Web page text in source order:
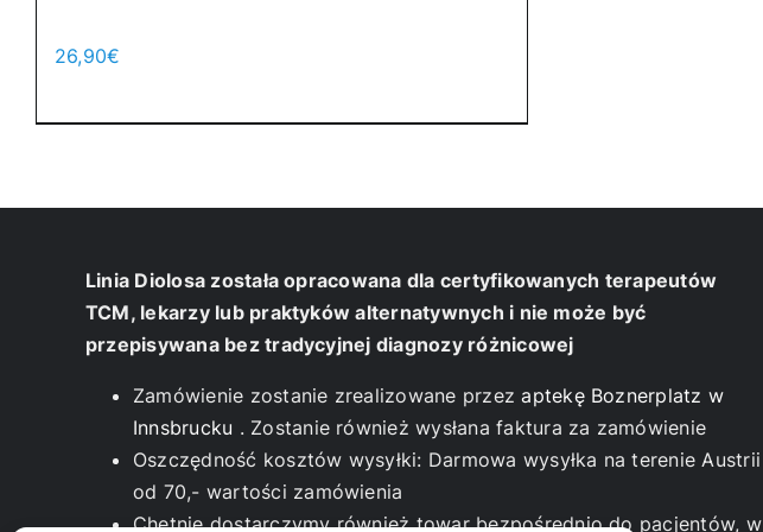
26,90€
Linia Diolosa została opracowana dla certyfikowanych terapeutów
TCM, lekarzy lub praktyków alternatywnych i nie może być
przepisywana bez tradycyjnej diagnozy różnicowej
Zamówienie zostanie zrealizowane przezaptekę Boznerplatz w
Innsbrucku . Zostanie również wysłana faktura za zamówienie
Oszczędność kosztów wysyłki: Darmowa wysyłka na terenie Austrii
od 70,- wartości zamówienia
Chętnie dostarczymy również towar bezpośrednio do pacjentów, w